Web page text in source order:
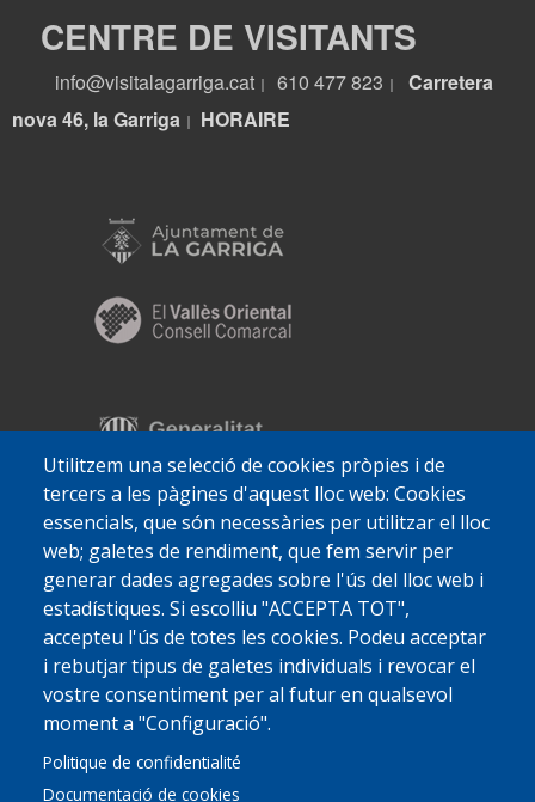
Utilitzem una selecció de cookies pròpies i de
tercers a les pàgines d'aquest lloc web: Cookies
essencials, que són necessàries per utilitzar el lloc
web; galetes de rendiment, que fem servir per
generar dades agregades sobre l'ús del lloc web i
estadístiques. Si escolliu "ACCEPTA TOT",
accepteu l'ús de totes les cookies. Podeu acceptar
i rebutjar tipus de galetes individuals i revocar el
vostre consentiment per al futur en qualsevol
moment a "Configuració".
Politique de confidentialité
Documentació de cookies
CENTRE DE VISITANTS
info@visitalagarriga.cat 610 477 823
Carretera
nova 46, la Garriga
HORAIRE